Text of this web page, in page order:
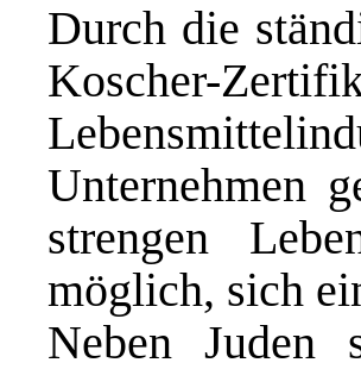
Durch die
Koscher-
Unternehmen
strengen
möglich, sich
Neben Juden